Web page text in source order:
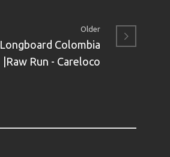
Older
Longboard Colombia
|Raw Run - Careloco